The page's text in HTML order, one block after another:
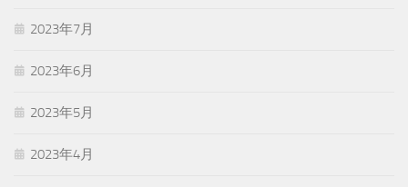
2023年7月
2023年6月
2023年5月
2023年4月